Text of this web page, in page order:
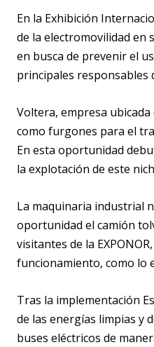
En la Exhibición
de la electromovilidad en
en busca de prevenir el
principales responsables
Voltera, empresa
como furgones para el
En esta oportunidad
la explotación de este
La maquinaria industrial
oportunidad el camión
visitantes de la
funcionamiento, como lo
Tras la implementación
de las energías limpias y
buses eléctricos de